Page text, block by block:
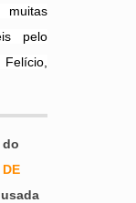
muitas
pelo
do